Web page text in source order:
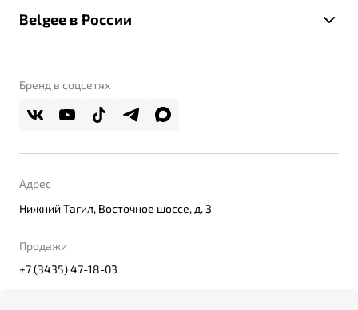
Помощь на дорогах
Belgee Линк
Контакты
Belgee в России
О дилерском центре
Правовая информация
Бренд в соцсетях
Адрес
Нижний Тагил, Восточное шоссе, д. 3
Продажи
+7 (3435) 47-18-03